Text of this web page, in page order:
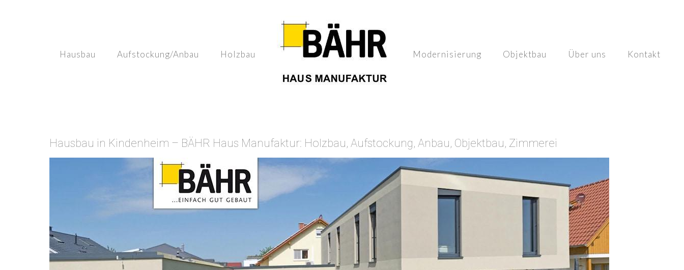
Hausbau
Aufstockung/Anbau Holzbau Modernisierung Objektbau Über uns Kontakt
Hausbau in Kindenheim – BÄHR Haus Manufaktur: Holzbau, Aufstockung, Anbau, Objektbau, Zimmerei